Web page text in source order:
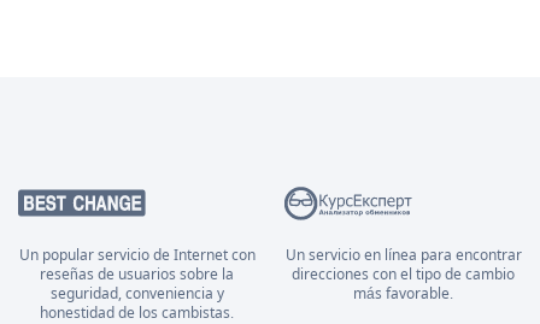
Un popular servicio de Internet con
reseñas de usuarios sobre la
seguridad, conveniencia y
honestidad de los cambistas.
Un servicio en línea para encontrar
direcciones con el tipo de cambio
más favorable.